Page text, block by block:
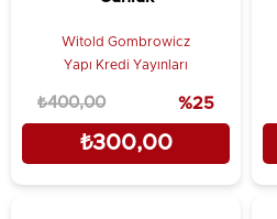
Witold Gombrowicz
Yapı Kredi Yayınları
₺300,00
₺400,00 %25